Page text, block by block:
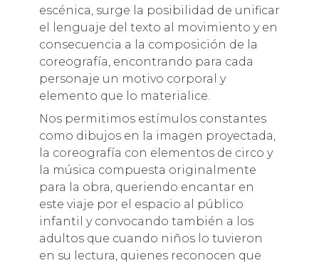
escénica, surge la posibilidad de unificar
el lenguaje del texto al movimiento y en
consecuencia a la composición de la
coreografía, encontrando para cada
personaje un motivo corporal y
elemento que lo materialice.
Nos permitimos estímulos constantes
como dibujos en la imagen proyectada,
la coreografía con elementos de circo y
la música compuesta originalmente
para la obra, queriendo encantar en
este viaje por el espacio al público
infantil y convocando también a los
adultos que cuando niños lo tuvieron
en su lectura, quienes reconocen que